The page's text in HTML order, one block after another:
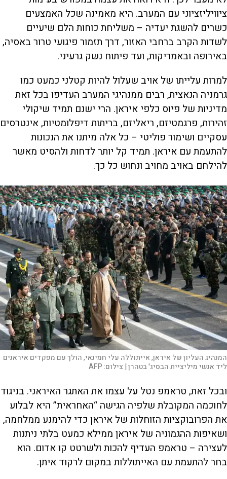
ציוויליזציוני עם המערב. היא מאמינה שכל האמצעים
כשרים להשגת יעדיה – משליחת כוחות הלם שיעיים
לשדות הקרב ברחבי האזור, דרך תזמור פיגועי טרור באסיה,
באירופה ובאמריקות, ועד פיתוח נשק גרעיני.
למרות עלייתו של אויב שעלול להיות קטלני כמעט כמו
גרמניה הנאצית, רבים ממנהיגי המערב העדיפו בכל זאת
מדיניות של פיוס כלפי איראן. הרי ישנם תמיד שיקולי
זהירות, פרגמטיזם, ריאליזם, בריתות דיפלומטיות, אינטרסים
עסקיים ושימור פוליטי – כל אלה מיתנו את הנכונות
להתעמת עם איראן. תמיד קל יותר לדחות ולהסיט מאשר
להילחם באויב מחויב ונחוש כל כך.
המנהיג העליון של איראן, אייתוללה עלי חמינאי, הולך עם מפקדים איראנים
ליד אנשי מיליציית הבסיג' בטהרן | צילום:AFP
ובכל זאת, טראמפ נטל על עצמו את האתגר האיראני. בניגוד
לחוכמה המקובלת שלפיה הגישה “האחראית” היא לבלוע
את הפרובוקציות הזוחלות של איראן כדי להימנע ממלחמה,
ושאיפות ההגמוניה של איראן ממילא כמעט בלתי ניתנות
לעצירה – טראמפ העדיף להכות ולשרטט קו אדום. הוא
בחר להתעמת עם האייתוללות במקום לרקוד איתן.